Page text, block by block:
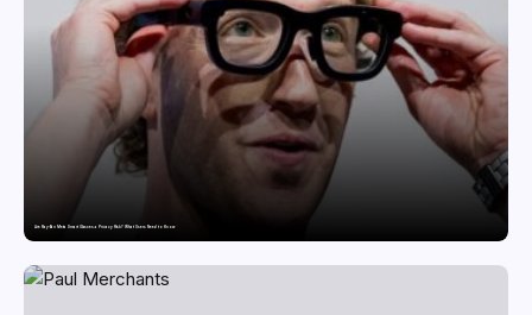
Are Ray-Ban Meta Smart Glasses a Privacy Risk? What Users Need to Know